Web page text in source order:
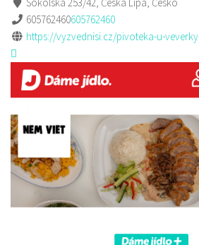
605762460605762460
https://vyzvednisi.cz/pivoteka-u-veverky